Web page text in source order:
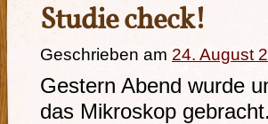
Studie check!
Geschrieben am 24. August
Gestern Abend wurde
das Mikroskop gebracht.